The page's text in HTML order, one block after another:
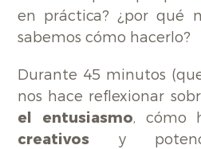
en práctica? ¿por qué
sabemos cómo hacerlo?
Durante 45 minutos
nos hace reflexionar
el entusiasmo, cómo
creativos y